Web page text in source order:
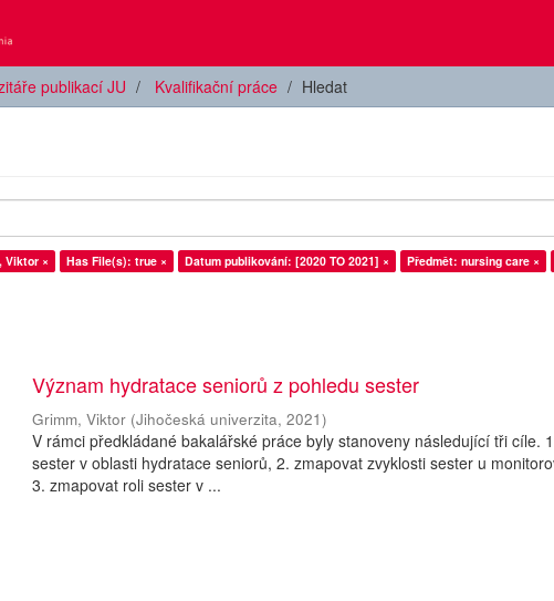
publikací JU Kvalifikační práce Hledat
Viktor × Has File(s): true × Datum publikování: [2020 TO 2021] × Předmět: nursing care ×
Význam hydratace seniorů z pohledu sester
Grimm, Viktor (Jihočeská univerzita,2021)
V rámci předkládané bakalářské práce byly stanoveny následující tři cíle.
sester v oblasti hydratace seniorů, 2. zmapovat zvyklosti sester u
3. zmapovat roli sester v ...